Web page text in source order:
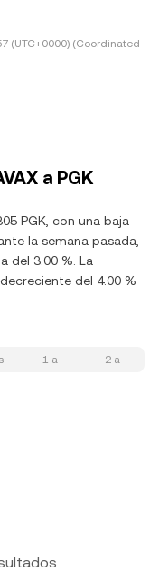
(UTC+0000) (Coordinated
a PGK
PGK, con una baja
la semana pasada,
del 3.00 %. La
del 4.00 %
1 a 2 a